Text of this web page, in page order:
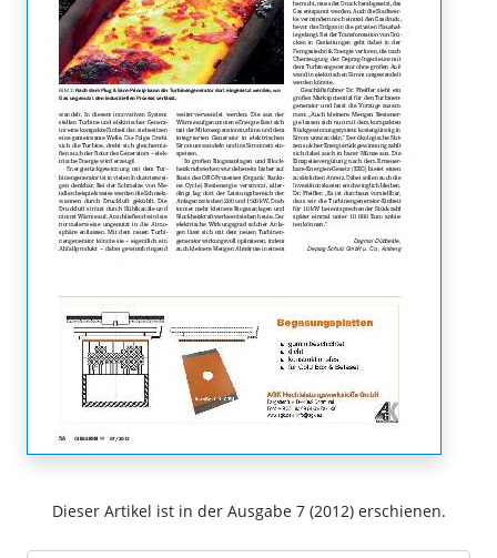
Dieser Artikel ist in der Ausgabe 7 (2012) erschienen.